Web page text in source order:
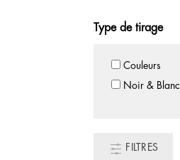
Type de tirage
Couleurs
Noir & Blanc
FILTRES